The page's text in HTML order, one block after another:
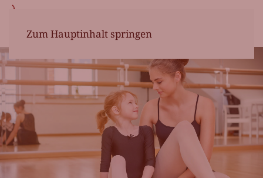
Zum Hauptinhalt springen